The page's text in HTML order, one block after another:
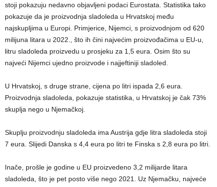
stoji pokazuju nedavno objavljeni podaci Eurostata. Statistika tako
pokazuje da je proizvodnja sladoleda u Hrvatskoj među
najskupljima u Europi. Primjerice, Nijemci, s proizvodnjom od 620
milijuna litara u 2022., što ih čini najvećim proizvođačima u EU-u,
litru sladoleda proizvedu u prosjeku za 1,5 eura. Osim što su
najveći Nijemci ujedno proizvode i najjeftiniji sladoled.
U Hrvatskoj, s druge strane, cijena po litri ispada 2,6 eura.
Proizvodnja sladoleda, pokazuje statistika, u Hrvatskoj je čak 73%
skuplja nego u Njemačkoj.
Skuplju proizvodnju sladoleda ima Austrija gdje litra sladoleda stoji
7 eura. Slijedi Danska s 4,4 eura po litri te Finska s 2,8 eura po litri.
Inače, prošle je godine u EU proizvedeno 3,2 milijarde litara
sladoleda, što je pet posto više nego 2021. Uz Njemačku, najveće